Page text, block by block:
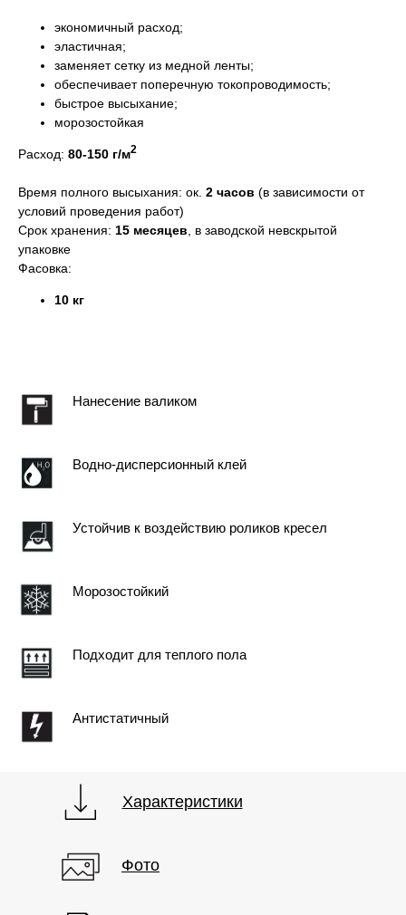
экономичный расход;
эластичная;
заменяет сетку из медной ленты;
обеспечивает поперечную токопроводимость;
быстрое высыхание;
морозостойкая
Расход: 80-150 г/м2
Время полного высыхания: ок. 2 часов (в зависимости от
условий проведения работ)
Срок хранения: 15 месяцев , в заводской невскрытой
упаковке
Фасовка:
10 кг
Нанесение валиком
Водно-дисперсионный клей
Устойчив к воздействию роликов кресел
Морозостойкий
Подходит для теплого пола
Антистатичный
Характеристики
Фото
КОНТАКТЫ